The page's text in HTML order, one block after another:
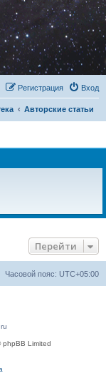
Вход
Регистрация
Авторские статьи
Перейти
Часовой пояс: UTC+05:00
Limited